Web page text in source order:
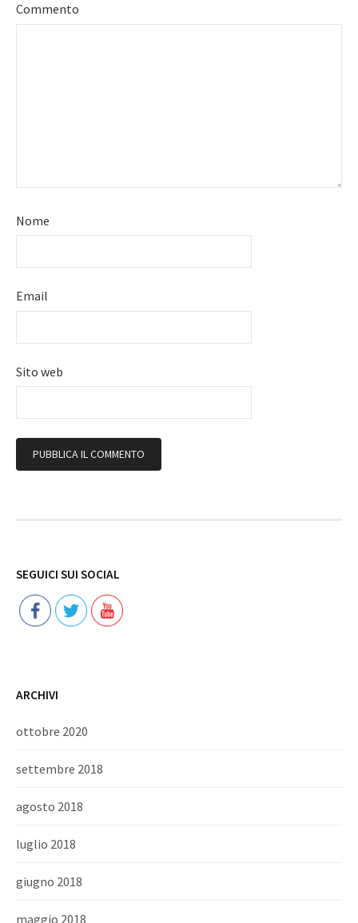
Commento
Nome
Email
Sito web
SEGUICI SUI SOCIAL
ARCHIVI
ottobre 2020
settembre 2018
agosto 2018
luglio 2018
giugno 2018
maggio 2018